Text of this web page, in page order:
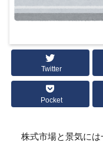
Twitter
Pocket
株式市場と景気に